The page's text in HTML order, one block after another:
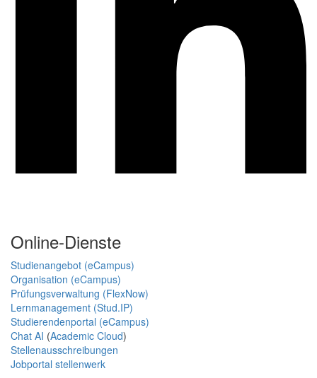
Online-Dienste
Studienangebot (eCampus)
Organisation (eCampus)
Prüfungsverwaltung (FlexNow)
Lernmanagement (Stud.IP)
Studierendenportal (eCampus)
Chat AI (Academic Cloud)
Stellenausschreibungen
Jobportal stellenwerk